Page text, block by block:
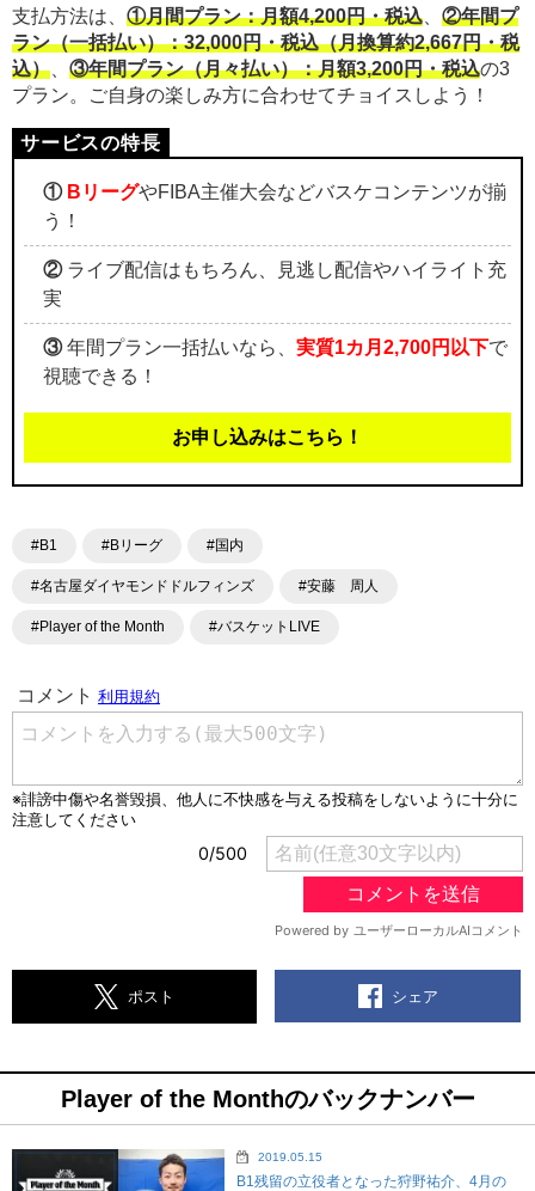
支払方法は、 ①月間プラン：月額4,200円・税込
②年間プ
ラン（一括払い）：32,000円・税込（月換算約2,667円・税
込）
③年間プラン（月々払い）：月額3,200円・税込の3
プラン。ご自身の楽しみ方に合わせてチョイスしよう！
① BリーグやFIBA主催大会などバスケコンテンツが揃
う！
②ライブ配信はもちろん、見逃し配信やハイライト充
実
③年間プラン一括払いなら、 実質1カ月2,700円以下で
視聴できる！
お申し込みはこちら！
#B1 #Bリーグ #国内
#名古屋ダイヤモンドドルフィンズ #安藤 周人
#Player of the Month #バスケットLIVE
ポスト シェア
Player of the Monthのバックナンバー
2019.05.15
B1残留の立役者となった狩野祐介、4月の